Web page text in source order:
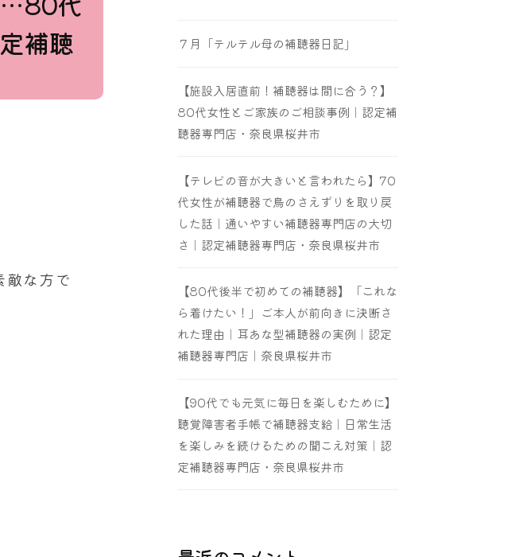
補聴
な方で
７月「テルテル母の補聴器日記」
【施設入居直前！補聴器は間に合う？】
80代女性とご家族のご相談事例｜認定補
聴器専門店・奈良県桜井市
【テレビの音が大きいと言われたら】70
代女性が補聴器で鳥のさえずりを取り戻
した話｜通いやすい補聴器専門店の大切
さ｜認定補聴器専門店・奈良県桜井市
【80代後半で初めての補聴器】「これな
ら着けたい！」ご本人が前向きに決断さ
れた理由｜耳あな型補聴器の実例｜認定
補聴器専門店｜奈良県桜井市
【90代でも元気に毎日を楽しむために】
聴覚障害者手帳で補聴器支給｜日常生活
を楽しみを続けるための聞こえ対策｜認
定補聴器専門店・奈良県桜井市